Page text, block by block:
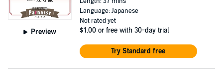
Preview
Language: Japanese
Not rated yet
$1.00 or free with 30-day trial
Try Standard free